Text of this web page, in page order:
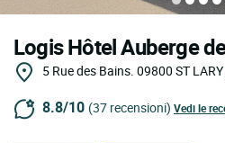
Logis Hôtel Auberge
5 Rue des Bains. 09800 ST LARY
8.8/10 (37 recensioni) Vedi le